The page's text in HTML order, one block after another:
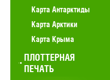
Карта Антарктиды
Карта Арктики
Карта Крыма
ПЛОТТЕРНАЯ
ПЕЧАТЬ